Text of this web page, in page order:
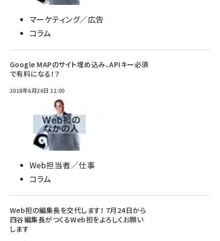
マーケティング／広告
コラム
Google MAPのサイト埋め込み、APIキー必須
で有料になる！？
2018年6月26日 11:00
Web担当者／仕事
コラム
Web担の編集長を交代します！ 7月24日から
四谷編集長がつくるWeb担をよろしくお願い
します